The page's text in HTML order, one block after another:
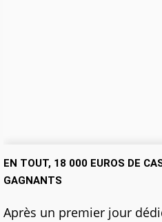
EN TOUT, 18 000 EUROS DE
GAGNANTS
Après un premier jour